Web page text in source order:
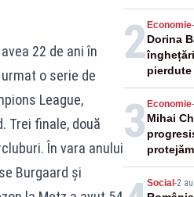
22 de ani în
o serie de
League,
Trei finale, două
În vara anului
Burgaard și
apa
2 Economie-
Dorina
pierdute
3 Economie-
Mihai
omaneii
Social -2